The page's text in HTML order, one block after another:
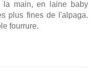
la main, en laine baby
plus fines de l'alpaga.
fourrure.